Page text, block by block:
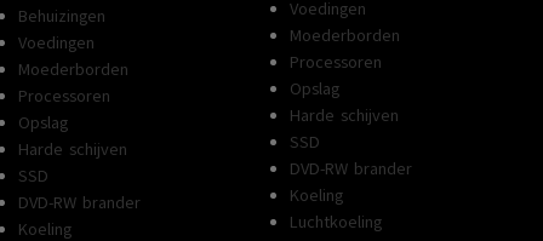
Behuizingen
Voedingen
Moederborden
Processoren
Opslag
Harde schijven
SSD
DVD-RW brander
Koeling
Voedingen
Moederborden
Processoren
Opslag
Harde schijven
SSD
DVD-RW brander
Koeling
Luchtkoeling